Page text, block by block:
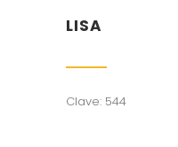
LISA
Clave: 544